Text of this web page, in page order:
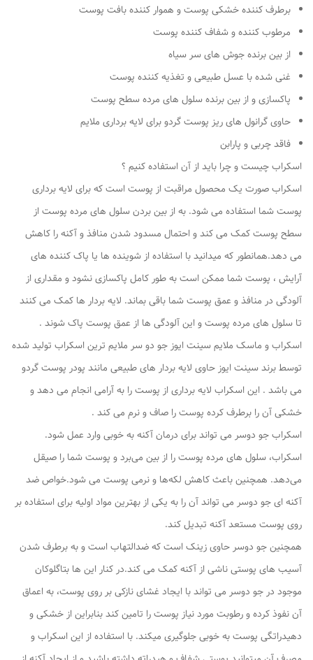
برطرف کننده خشکی پوست و هموار کننده بافت پوست
مرطوب کننده و شفاف کننده پوست
از بین برنده جوش های سر سیاه
غنی شده با عسل طبیعی و تغذیه کننده پوست
پاکسازی و از بین برنده سلول های مرده سطح پوست
حاوی گرانول های ریز پوست گردو برای لایه برداری ملایم
فاقد چربی و پارابن
اسکراب چیست و چرا باید از آن استفاده کنیم ؟
اسکراب صورت یک محصول مراقبت از پوست است که برای لایه برداری
پوست شما استفاده می شود. به از بین بردن سلول های مرده پوست از
سطح پوست کمک می کند و احتمال مسدود شدن منافذ و آکنه را کاهش
می دهد.همانطور که میدانید با استفاده از شوینده ها یا پاک کننده های
آرایش ، پوست شما ممکن است به طور کامل پاکسازی نشود و مقداری از
آلودگی در منافذ و عمق پوست شما باقی بماند. لایه بردار ها کمک می کنند
تا سلول های مرده پوست و این آلودگی ها از عمق پوست پاک شوند .
اسکراب و ماسک ملایم سینت ایوز جو دو سر ملایم ترین اسکراب تولید شده
توسط برند سینت ایوز حاوی لایه بردار های طبیعی مانند پودر پوست گردو
می باشد . این اسکراب لایه برداری از پوست را به آرامی انجام می دهد و
خشکی آن را برطرف کرده پوست را صاف و نرم می کند .
اسکراب جو دوسر می تواند برای درمان آکنه به خوبی وارد عمل شود.
اسکراب، سلول های مرده پوست را از بین می‌برد و پوست شما را صیقل
می‌دهد. همچنین باعث کاهش لکه‌ها و نرمی پوست می شود.خواص ضد
آکنه ای جو دوسر می تواند آن را به یکی از بهترین مواد اولیه برای استفاده بر
روی پوست مستعد آکنه تبدیل کند.
همچنین جو دوسر حاوی زینک است که ضدالتهاب است و به برطرف شدن
آسیب های پوستی ناشی از آکنه کمک می کند.در کنار این ها بتاگلوکان
موجود در جو دوسر می تواند با ایجاد غشای نازکی بر روی پوست، به اعماق
آن نفوذ کرده و رطوبت مورد نیاز پوست را تامین کند بنابراین از خشکی و
دهیدراتگی پوست به خوبی جلوگیری میکند. با استفاده از این اسکراب و